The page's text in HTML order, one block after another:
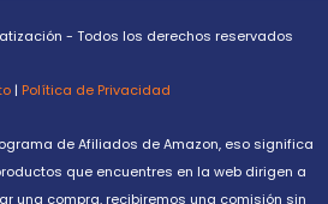
- Todos los derechos reservados
| Política de Privacidad
de Afiliados de Amazon, eso significa
que encuentres en la web dirigen a
una compra, recibiremos una comisión sin